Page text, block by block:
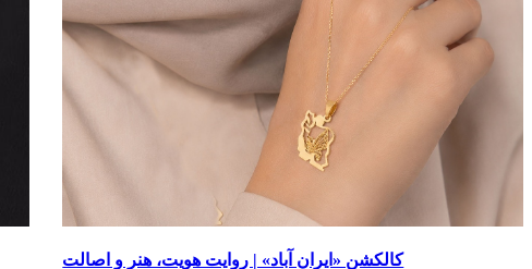
کالکشن «ایران آباد» | روایت هویت، هنر و اصالت